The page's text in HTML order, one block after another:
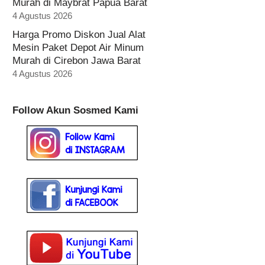
Murah di Maybrat Papua Barat
4 Agustus 2026
Harga Promo Diskon Jual Alat
Mesin Paket Depot Air Minum
Murah di Cirebon Jawa Barat
4 Agustus 2026
Follow Akun Sosmed Kami